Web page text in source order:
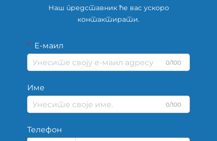
Наш представник ће вас ускоро
контактирати.
Е-маил
0/100
Име
0/100
Телефон